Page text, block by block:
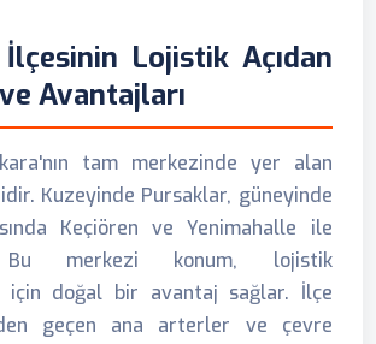
Lojistik Açıdan
Avantajları
tam merkezinde yer alan
Kuzeyinde Pursaklar, güneyinde
Keçiören ve Yenimahalle ile
Bu merkezi konum, lojistik
için doğal bir avantaj sağlar. İlçe
geçen ana arterler ve çevre